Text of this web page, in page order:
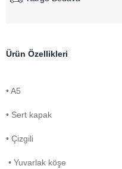
Ürün Özellikleri
• A5
• Sert kapak
• Çizgili
• Yuvarlak köşe